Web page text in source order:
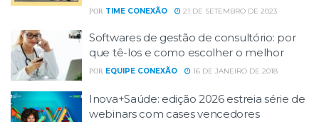
POR TIME CONEXÃO 21 DE SETEMBRO DE 2023
Softwares de gestão de consultório: por
que tê-los e como escolher o melhor
POR EQUIPE CONEXÃO 16 DE JANEIRO DE 2018
Inova+Saúde: edição 2026 estreia série de
webinars com cases vencedores